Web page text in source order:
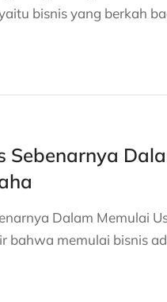
bisnis yang berkah
Sebenarnya
Dalam Memulai
bahwa memulai bisnis